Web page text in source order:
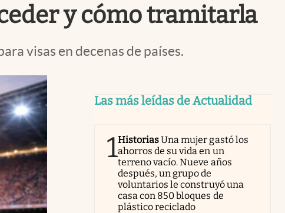
y cómo tramitarla
visas en decenas de países.
Las más leídas de Actualidad
1HistoriasUna mujer gastó los
ahorros de su vida en un
terreno vacío. Nueve años
después, un grupo de
voluntarios le construyó una
casa con 850 bloques de
plástico reciclado